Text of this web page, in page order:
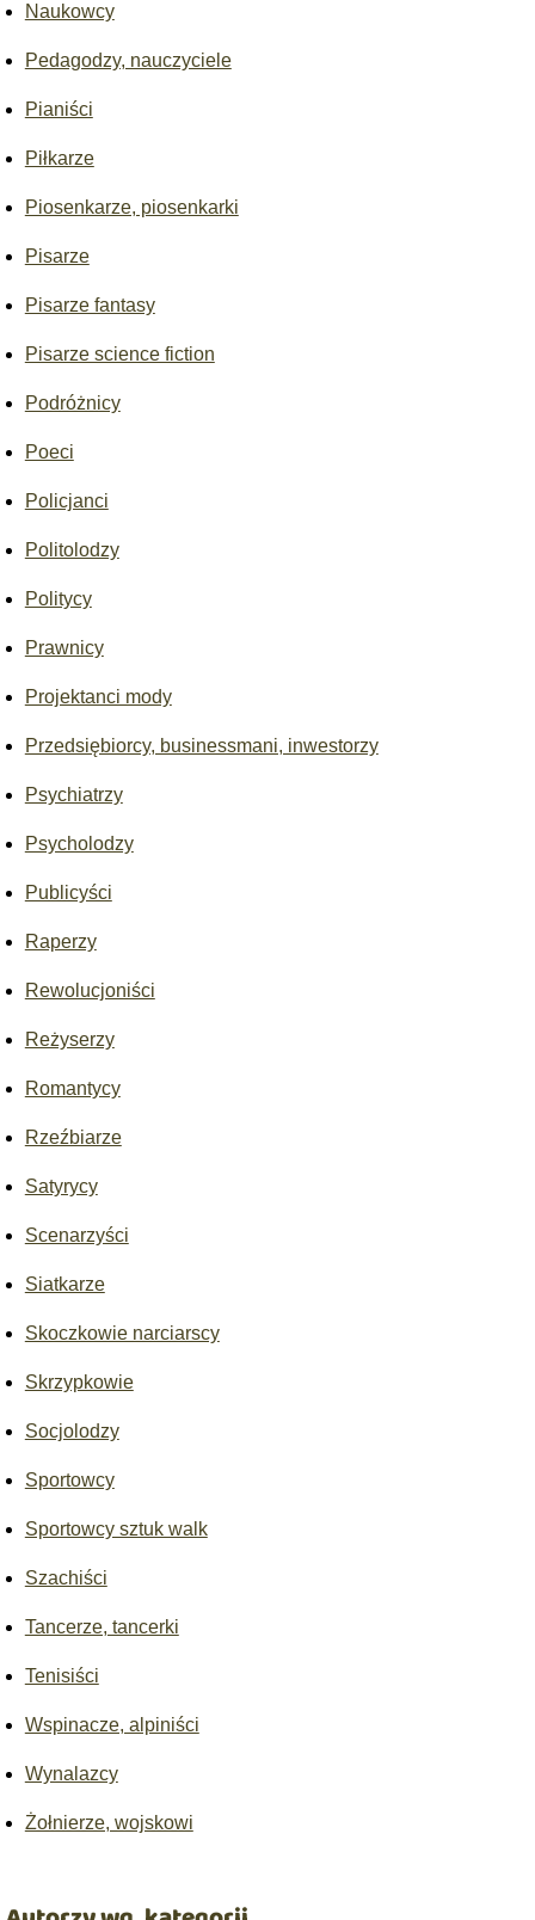
Naukowcy
Pedagodzy, nauczyciele
Pianiści
Piłkarze
Piosenkarze, piosenkarki
Pisarze
Pisarze fantasy
Pisarze science fiction
Podróżnicy
Poeci
Policjanci
Politolodzy
Politycy
Prawnicy
Projektanci mody
Przedsiębiorcy, businessmani, inwestorzy
Psychiatrzy
Psycholodzy
Publicyści
Raperzy
Rewolucjoniści
Reżyserzy
Romantycy
Rzeźbiarze
Satyrycy
Scenarzyści
Siatkarze
Skoczkowie narciarscy
Skrzypkowie
Socjolodzy
Sportowcy
Sportowcy sztuk walk
Szachiści
Tancerze, tancerki
Tenisiści
Wspinacze, alpiniści
Wynalazcy
Żołnierze, wojskowi